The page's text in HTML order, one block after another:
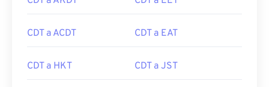
CDT a ACDT CDT a EAT
CDT a HKT CDT a JST